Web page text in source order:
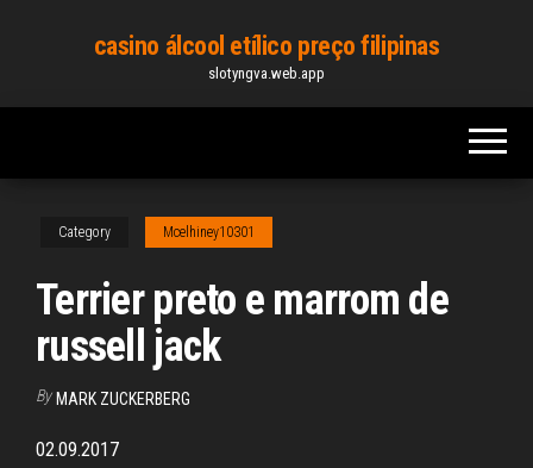
content
casino álcool etílico preço filipinas
slotyngva.web.app
Category Mcelhiney10301
Terrier preto e marrom de
russell jack
By MARK ZUCKERBERG
02.09.2017